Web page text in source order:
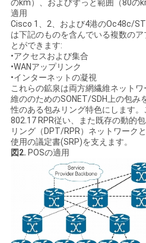
バ
シ
ー
ポ
リ
シ
ー
のkm）、およびずっと範囲（80の
適用
Cisco 1、2、および4港のOc48c/
は下記のものを含んでいる複数の
とができます:
•アクセスおよび集合
•WANアップリンク
•インターネットの凝視
これらの鉱泉は両方網繊維ネット
維ののためのSONET/SDH上の包み
性のある包みリング特色にします。
802.17 RPR従い、また既存の動的
リング（DPT/RPR）ネットワーク
使用の議定書(SRP)を支えます。
図2. POSの適用